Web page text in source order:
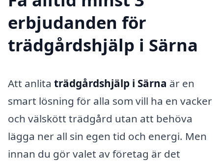
erbjudanden för
trädgårdshjälp i Särna
Att anlita trädgårdshjälp i Särna är en
smart lösning för alla som vill ha en vacker
och välskött trädgård utan att behöva
lägga ner all sin egen tid och energi. Men
innan du gör valet av företag är det